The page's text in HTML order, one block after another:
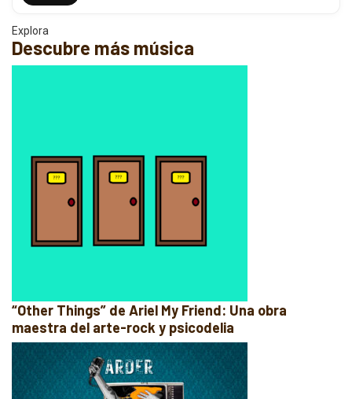
Explora
Descubre más música
“Other Things” de Ariel My Friend: Una obra
maestra del arte-rock y psicodelia